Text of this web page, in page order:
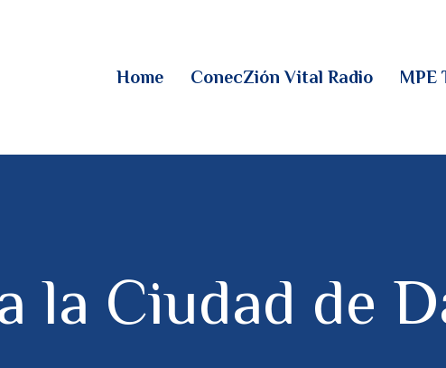
Home ConecZión Vital Radio MPE
la Ciudad de
CONECZIÓN VITAL
MPE TV
PARTICIPA